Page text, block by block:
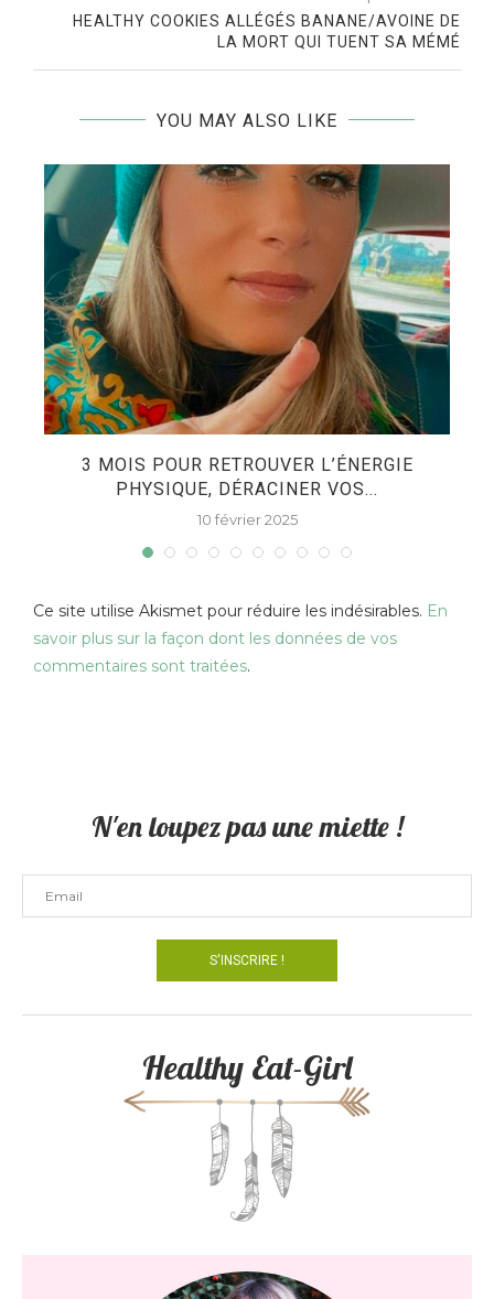
HEALTHY COOKIES ALLÉGÉS BANANE/AVOINE DE
LA MORT QUI TUENT SA MÉMÉ
YOU MAY ALSO LIKE
3 MOIS POUR RETROUVER L’ÉNERGIE
PHYSIQUE, DÉRACINER VOS...
10 février 2025
Ce site utilise Akismet pour réduire les indésirables. En
savoir plus sur la façon dont les données de vos
commentaires sont traitées.
N'en loupez pas une miette !
Healthy Eat-Girl